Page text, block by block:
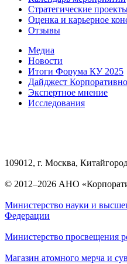
Стратегические
Оценка и карьерное
Отзывы
Медиа
Новости
Итоги Форума КУ 2025
Дайджест
Экспертное мнение
Исследования
109012, г. Москва,
© 2012–2026 АНО
Министерство науки и
Федерации
Министерство просвещения
Магазин атомного мерча и